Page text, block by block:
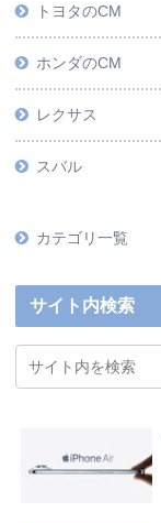
トヨタのCM
ホンダのCM
レクサス
スバル
カテゴリ一覧
サイト内検索